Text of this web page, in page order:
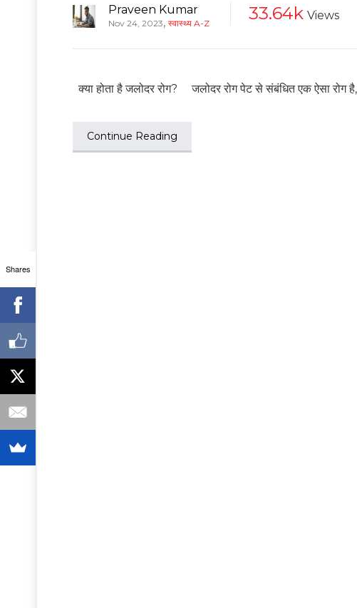
Praveen Kumar
Nov 24, 2023, स्वास्थ्य A-Z 33.64k Views
क्या होता है जलोदर रोग? जलोदर रोग पेट से संबंधित एक ऐसा रोग
Continue Reading
Shares